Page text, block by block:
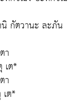
กัตวานะ ละภัน
า
เต*
า
ต*